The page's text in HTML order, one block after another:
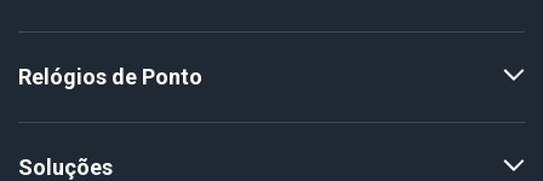
Relógios de Ponto
Soluções